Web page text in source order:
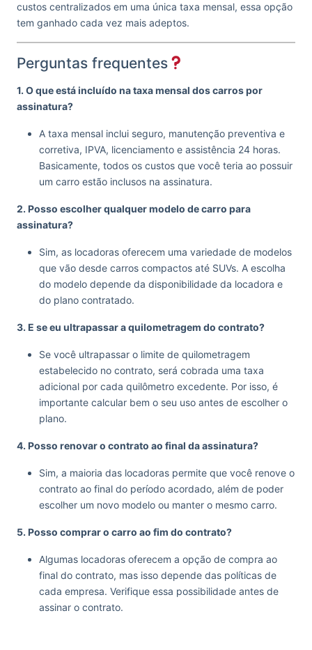
custos centralizados em uma única taxa mensal, essa opção
tem ganhado cada vez mais adeptos.
Perguntas frequentes
1. O que está incluído na taxa mensal dos carros por
assinatura?
A taxa mensal inclui seguro, manutenção preventiva e
corretiva, IPVA, licenciamento e assistência 24 horas.
Basicamente, todos os custos que você teria ao possuir
um carro estão inclusos na assinatura.
2. Posso escolher qualquer modelo de carro para
assinatura?
Sim, as locadoras oferecem uma variedade de modelos
que vão desde carros compactos até SUVs. A escolha
do modelo depende da disponibilidade da locadora e
do plano contratado.
3. E se eu ultrapassar a quilometragem do contrato?
Se você ultrapassar o limite de quilometragem
estabelecido no contrato, será cobrada uma taxa
adicional por cada quilômetro excedente. Por isso, é
importante calcular bem o seu uso antes de escolher o
plano.
4. Posso renovar o contrato ao final da assinatura?
Sim, a maioria das locadoras permite que você renove o
contrato ao final do período acordado, além de poder
escolher um novo modelo ou manter o mesmo carro.
5. Posso comprar o carro ao fim do contrato?
Algumas locadoras oferecem a opção de compra ao
final do contrato, mas isso depende das políticas de
cada empresa. Verifique essa possibilidade antes de
assinar o contrato.